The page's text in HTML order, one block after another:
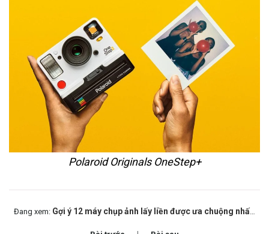
Polaroid Originals OneStep+
Đang xem: Gợi ý 12 máy chụp ảnh lấy liền được ưa chuộng nhất hiện nay